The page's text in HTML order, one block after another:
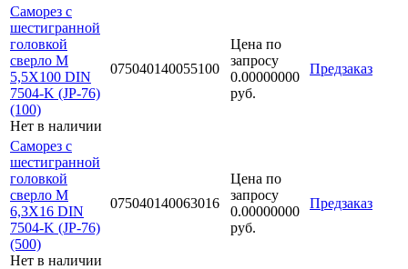
Саморез с
шестигранной
головкой
сверло М
5,5Х100 DIN
7504-K (JP-76)
(100)
Нет в наличии
075040140055100
Цена по
запросу
0.00000000
руб.
Предзаказ
Саморез с
шестигранной
головкой
сверло М
6,3Х16 DIN
7504-K (JP-76)
(500)
Нет в наличии
075040140063016
Цена по
запросу
0.00000000
руб.
Предзаказ